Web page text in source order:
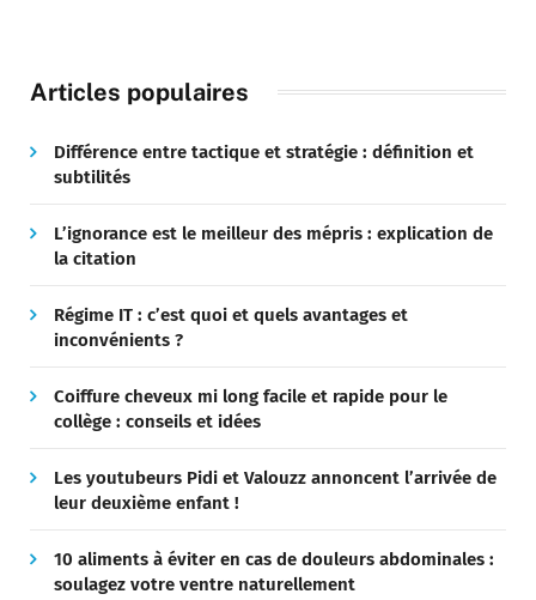
Articles populaires
Différence entre tactique et stratégie : définition et
subtilités
L’ignorance est le meilleur des mépris : explication de
la citation
Régime IT : c’est quoi et quels avantages et
inconvénients ?
Coiffure cheveux mi long facile et rapide pour le
collège : conseils et idées
Les youtubeurs Pidi et Valouzz annoncent l’arrivée de
leur deuxième enfant !
10 aliments à éviter en cas de douleurs abdominales :
soulagez votre ventre naturellement